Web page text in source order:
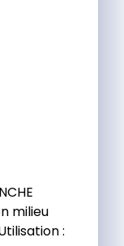
milieu
: